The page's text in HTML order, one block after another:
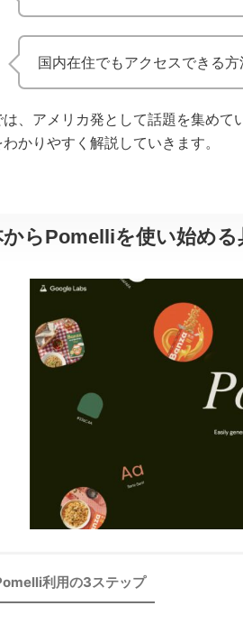
国内在住でもアクセスできる
、アメリカ発として話題を集めて
かりやすく解説していきます。
からPomelliを使い始め
利用の3ステップ